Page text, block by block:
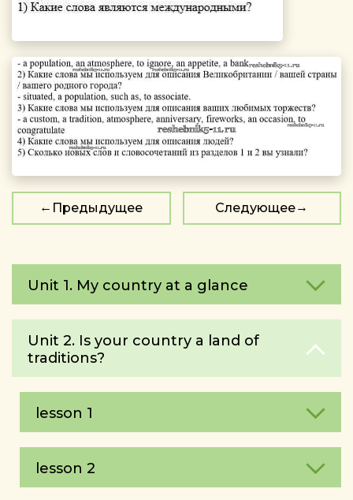
Предыдущее Следующее
Unit 1. My country at a glance
Unit 2. Is your country a land of
traditions?
lesson 1
lesson 2